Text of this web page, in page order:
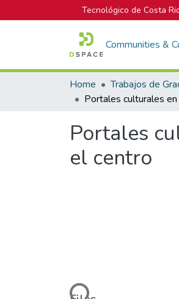
Tecnológico de Costa
Communities &
Home Trabajos de
Portales
el centro
Loading...